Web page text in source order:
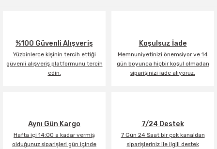
%100 Güvenli Alışveriş
Yüzbinlerce kişinin tercih ettiği
güvenli alışveriş platformunu tercih
edin.
Koşulsuz İade
Memnuniyetinizi önemsiyor ve 14
gün boyunca hiçbir koşul olmadan
siparişinizi iade alıyoruz.
Aynı Gün Kargo
Hafta içi 14:00 a kadar vermiş
olduğunuz siparişleri gün içinde
7/24 Destek
7 Gün 24 Saat bir çok kanaldan
siparişleriniz ile ilgili destek